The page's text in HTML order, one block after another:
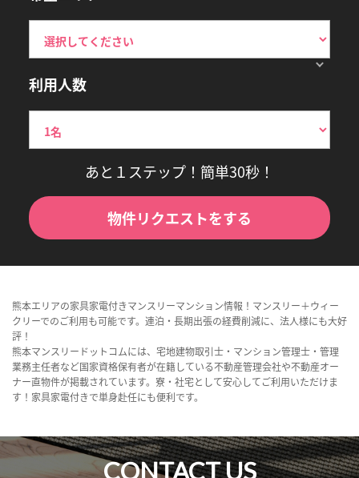
利用人数
あと１ステップ！簡単30秒！
物件リクエストをする
熊本エリアの家具家電付きマンスリーマンション情報！マンスリー＋ウィー
クリーでのご利用も可能です。連泊・長期出張の経費削減に、法人様にも大好
評！
熊本マンスリードットコムには、宅地建物取引士・マンション管理士・管理
業務主任者など国家資格保有者が在籍している不動産管理会社や不動産オー
ナー直物件が掲載されています。寮・社宅として安心してご利用いただけま
す！家具家電付きで単身赴任にも便利です。
CONTACT US